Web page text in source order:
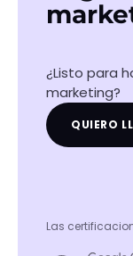
¿Listo para
marketing?
QUIERO
Las